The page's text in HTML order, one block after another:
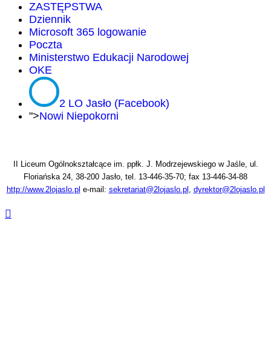
ZASTĘPSTWA
Dziennik
Microsoft 365 logowanie
Poczta
Ministerstwo Edukacji Narodowej
OKE
2 LO Jasło (Facebook)
">Nowi Niepokorni
II Liceum Ogólnokształcące im. ppłk. J. Modrzejewskiego w Jaśle, ul.
Floriańska 24, 38-200 Jasło, tel. 13-446-35-70; fax 13-446-34-88
http://www.2lojaslo.pl e-mail: sekretariat@2lojaslo.pl , dyrektor@2lojaslo.pl